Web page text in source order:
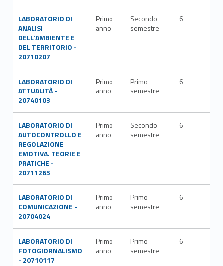
LABORATORIO DI
ANALISI
DELL'AMBIENTE E
DEL TERRITORIO -
20710207
Primo
anno
Secondo
semestre
6
LABORATORIO DI
ATTUALITÀ -
20740103
Primo
anno
Primo
semestre
6
LABORATORIO DI
AUTOCONTROLLO E
REGOLAZIONE
EMOTIVA. TEORIE E
PRATICHE -
20711265
Primo
anno
Secondo
semestre
6
LABORATORIO DI
COMUNICAZIONE -
20704024
Primo
anno
Primo
semestre
6
LABORATORIO DI
FOTOGIORNALISMO
- 20710117
Primo
anno
Primo
semestre
6